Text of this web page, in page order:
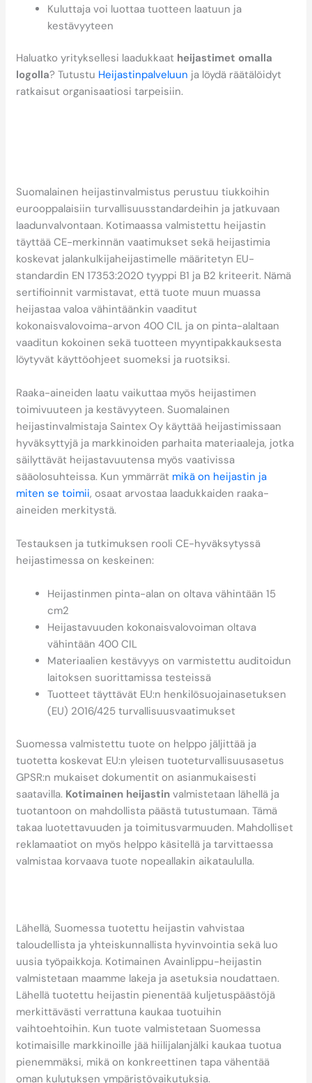
Kuluttaja voi luottaa tuotteen laatuun ja
kestävyyteen
Haluatko yrityksellesi laadukkaat heijastimet omalla
logolla? Tutustu Heijastinpalveluun ja löydä räätälöidyt
ratkaisut organisaatiosi tarpeisiin.
Suomalainen heijastinvalmistus perustuu tiukkoihin
eurooppalaisiin turvallisuusstandardeihin ja jatkuvaan
laadunvalvontaan. Kotimaassa valmistettu heijastin
täyttää CE-merkinnän vaatimukset sekä heijastimia
koskevat jalankulkijaheijastimelle määritetyn EU-
standardin EN 17353:2020 tyyppi B1 ja B2 kriteerit. Nämä
sertifioinnit varmistavat, että tuote muun muassa
heijastaa valoa vähintäänkin vaaditut
kokonaisvalovoima-arvon 400 CIL ja on pinta-alaltaan
vaaditun kokoinen sekä tuotteen myyntipakkauksesta
löytyvät käyttöohjeet suomeksi ja ruotsiksi.
Raaka-aineiden laatu vaikuttaa myös heijastimen
toimivuuteen ja kestävyyteen. Suomalainen
heijastinvalmistaja Saintex Oy käyttää heijastimissaan
hyväksyttyjä ja markkinoiden parhaita materiaaleja, jotka
säilyttävät heijastavuutensa myös vaativissa
sääolosuhteissa. Kun ymmärrät mikä on heijastin ja
miten se toimii, osaat arvostaa laadukkaiden raaka-
aineiden merkitystä.
Testauksen ja tutkimuksen rooli CE-hyväksytyssä
heijastimessa on keskeinen:
Heijastinmen pinta-alan on oltava vähintään 15
cm2
Heijastavuuden kokonaisvalovoiman oltava
vähintään 400 CIL
Materiaalien kestävyys on varmistettu auditoidun
laitoksen suorittamissa testeissä
Tuotteet täyttävät EU:n henkilösuojainasetuksen
(EU) 2016/425 turvallisuusvaatimukset
Suomessa valmistettu tuote on helppo jäljittää ja
tuotetta koskevat EU:n yleisen tuoteturvallisuusasetus
GPSR:n mukaiset dokumentit on asianmukaisesti
saatavilla. Kotimainen heijastin valmistetaan lähellä ja
tuotantoon on mahdollista päästä tutustumaan. Tämä
takaa luotettavuuden ja toimitusvarmuuden. Mahdolliset
reklamaatiot on myös helppo käsitellä ja tarvittaessa
valmistaa korvaava tuote nopeallakin aikataululla.
Lähellä, Suomessa tuotettu heijastin vahvistaa
taloudellista ja yhteiskunnallista hyvinvointia sekä luo
uusia työpaikkoja. Kotimainen Avainlippu-heijastin
valmistetaan maamme lakeja ja asetuksia noudattaen.
Lähellä tuotettu heijastin pienentää kuljetuspäästöjä
merkittävästi verrattuna kaukaa tuotuihin
vaihtoehtoihin. Kun tuote valmistetaan Suomessa
kotimaisille markkinoille jää hiilijalanjälki kaukaa tuotua
pienemmäksi, mikä on konkreettinen tapa vähentää
oman kulutuksen ympäristövaikutuksia.